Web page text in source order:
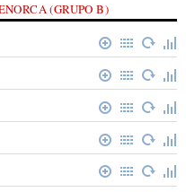
(GRUPO B)